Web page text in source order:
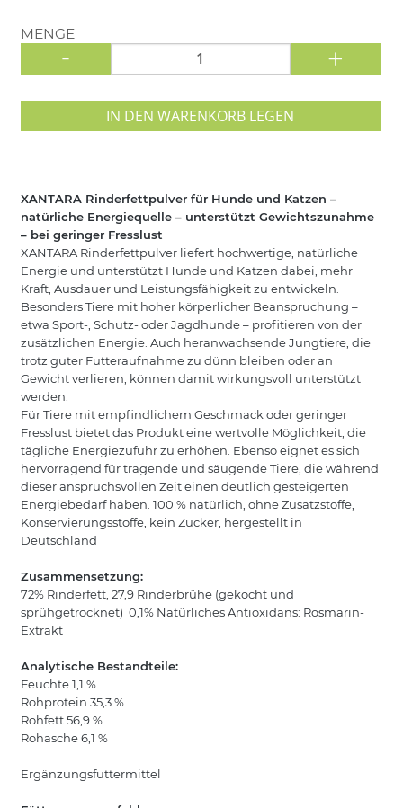
MENGE
- +
IN DEN WARENKORB LEGEN
XANTARA Rinderfettpulver für Hunde und Katzen –
natürliche Energiequelle – unterstützt Gewichtszunahme
– bei geringer Fresslust
XANTARA Rinderfettpulver liefert hochwertige, natürliche
Energie und unterstützt Hunde und Katzen dabei, mehr
Kraft, Ausdauer und Leistungsfähigkeit zu entwickeln.
Besonders Tiere mit hoher körperlicher Beanspruchung –
etwa Sport-, Schutz- oder Jagdhunde – profitieren von der
zusätzlichen Energie. Auch heranwachsende Jungtiere, die
trotz guter Futteraufnahme zu dünn bleiben oder an
Gewicht verlieren, können damit wirkungsvoll unterstützt
werden.
Für Tiere mit empfindlichem Geschmack oder geringer
Fresslust bietet das Produkt eine wertvolle Möglichkeit, die
tägliche Energiezufuhr zu erhöhen. Ebenso eignet es sich
hervorragend für tragende und säugende Tiere, die während
dieser anspruchsvollen Zeit einen deutlich gesteigerten
Energiebedarf haben. 100 % natürlich, ohne Zusatzstoffe,
Konservierungsstoffe, kein Zucker, hergestellt in
Deutschland
Zusammensetzung:
72% Rinderfett, 27,9 Rinderbrühe (gekocht und
sprühgetrocknet) 0,1% Natürliches Antioxidans: Rosmarin-
Extrakt
Analytische Bestandteile:
Feuchte 1,1 %
Rohprotein 35,3 %
Rohfett 56,9 %
Rohasche 6,1 %
Ergänzungsfuttermittel